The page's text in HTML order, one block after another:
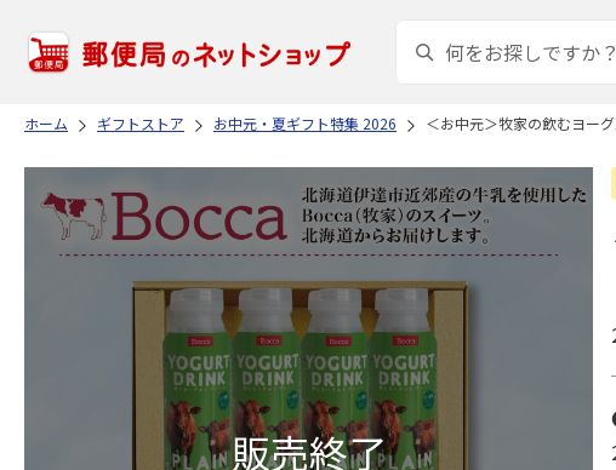
ホーム ギフトストア お中元・夏ギフト特集 2026 ＜お中元＞牧家の飲むヨー